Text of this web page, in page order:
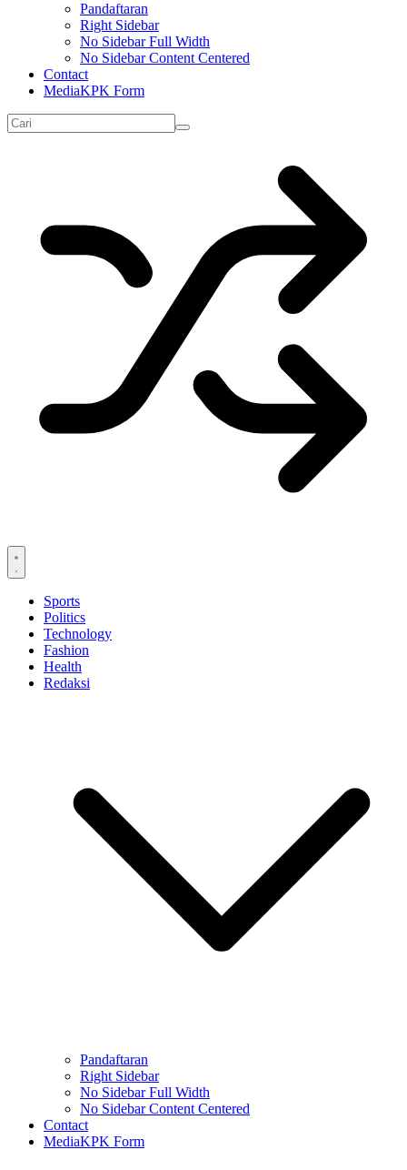
Pandaftaran
Right Sidebar
No Sidebar Full Width
No Sidebar Content Centered
Contact
MediaKPK Form
Sports
Politics
Technology
Fashion
Health
Redaksi
Pandaftaran
Right Sidebar
No Sidebar Full Width
No Sidebar Content Centered
Contact
MediaKPK Form